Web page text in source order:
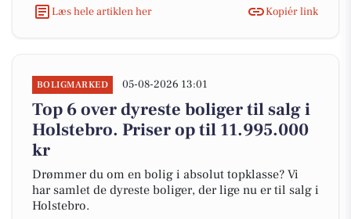
Læs hele artiklen her
Kopiér link
BOLIGMARKED 05-08-2026 13:01
Top 6 over dyreste boliger til salg i
Holstebro. Priser op til 11.995.000
kr
Drømmer du om en bolig i absolut topklasse? Vi
har samlet de dyreste boliger, der lige nu er til salg i
Holstebro.